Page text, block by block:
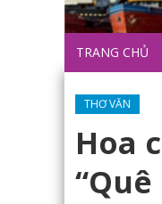
TRANG CHỦ
THƠ VĂN
Hoa